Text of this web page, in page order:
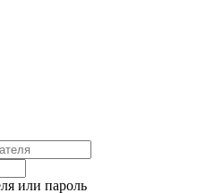
или пароль